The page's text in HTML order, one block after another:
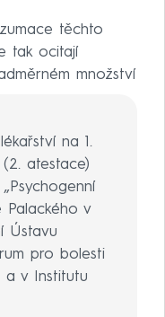
těchto
tak ocitají
množství
na 1.
atestace)
Palackého v
Ústavu
pro bolesti
a v Institutu